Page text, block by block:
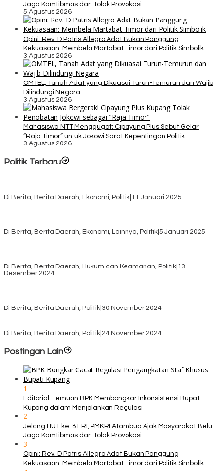
Jaga Kamtibmas dan Tolak Provokasi
5 Agustus 2026
Opini: Rev. D Patris Allegro Adat Bukan Panggung
Kekuasaan: Membela Martabat Timor dari Politik Simbolik
3 Agustus 2026
OMTEL, Tanah Adat yang Dikuasai Turun-Temurun dan Wajib
Dilindungi Negara
3 Agustus 2026
Mahasiswa NTT Menggugat: Cipayung Plus Sebut Gelar
“Raja Timor” untuk Jokowi Sarat Kepentingan Politik
3 Agustus 2026
Politik Terbaru
Di Berita, Berita Daerah, Ekonomi, Politik 11 Januari 2025
Di Berita, Berita Daerah, Ekonomi, Lainnya, Politik 5 Januari 2025
Di Berita, Berita Daerah, Hukum dan Keamanan, Politik 13
Desember 2024
Di Berita, Berita Daerah, Politik 30 November 2024
Di Berita, Berita Daerah, Politik 24 November 2024
Postingan Lain
1
Editorial: Temuan BPK Membongkar Inkonsistensi Bupati
Kupang dalam Menjalankan Regulasi
2
Jelang HUT ke-81 RI, PMKRI Atambua Ajak Masyarakat Belu
Jaga Kamtibmas dan Tolak Provokasi
3
Opini: Rev. D Patris Allegro Adat Bukan Panggung
Kekuasaan: Membela Martabat Timor dari Politik Simbolik